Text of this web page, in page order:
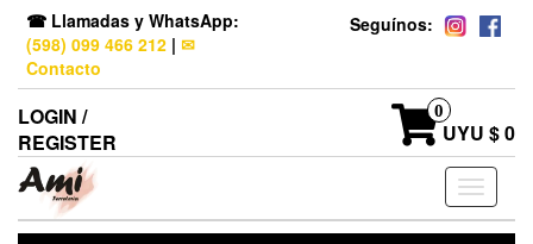
☎ Llamadas y WhatsApp:
(598) 099 466 212 | ✉
Contacto
Seguínos:
LOGIN /
REGISTER
0
UYU $ 0
Toggle